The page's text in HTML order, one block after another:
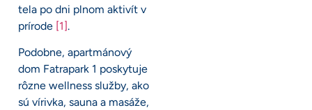
tela po dni plnom aktivít v
prírode [1].
Podobne, apartmánový
dom Fatrapark 1 poskytuje
rôzne wellness služby, ako
sú vírivka, sauna a masáže,